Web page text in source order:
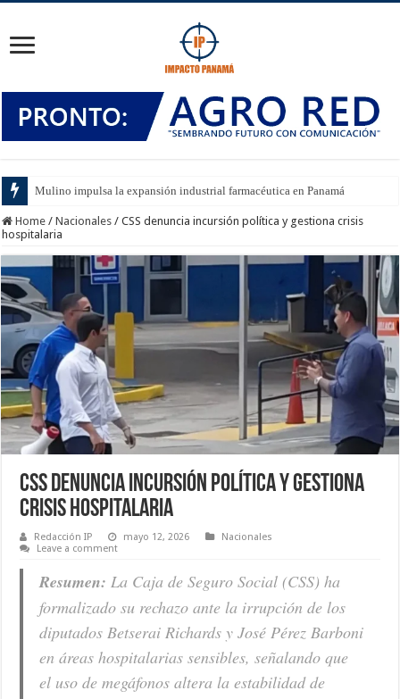
Mulino impulsa la expansión industrial farmacéutica en Panamá
Home / Nacionales / CSS denuncia incursión política y gestiona crisis
hospitalaria
CSS denuncia incursión política y gestiona
crisis hospitalaria
Redacción IP mayo 12, 2026
Nacionales
Leave a comment
Resumen: La Caja de Seguro Social (CSS) ha
formalizado su rechazo ante la irrupción de los
diputados Betserai Richards y José Pérez Barboni
en áreas hospitalarias sensibles, señalando que
el uso de megáfonos altera la estabilidad de